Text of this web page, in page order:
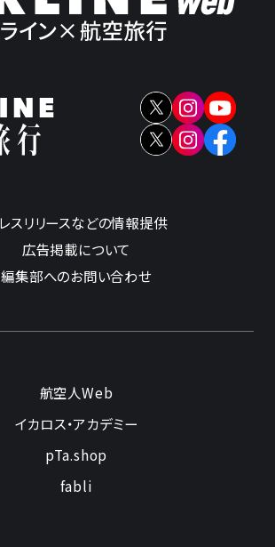
スリリースなどの情報提供
広告掲載について
編集部へのお問い合わせ
航空人Web
イカロス・アカデミー
pTa.shop
fabli